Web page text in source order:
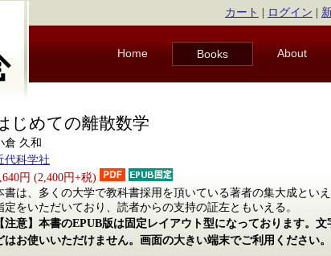
カート ログイン
Home Books About
じめての離散数学
倉 久和
代科学社
円 (2,400円+税)
書は、多くの大学で教科書採用を頂いている著者の集大成とい
定をいただいており、読者からの支持の証左ともいえる。
【注意】本書のEPUB版は固定レイアウト型になっております。
はお使いいただけません。画面の大きい端末でご利用ください。